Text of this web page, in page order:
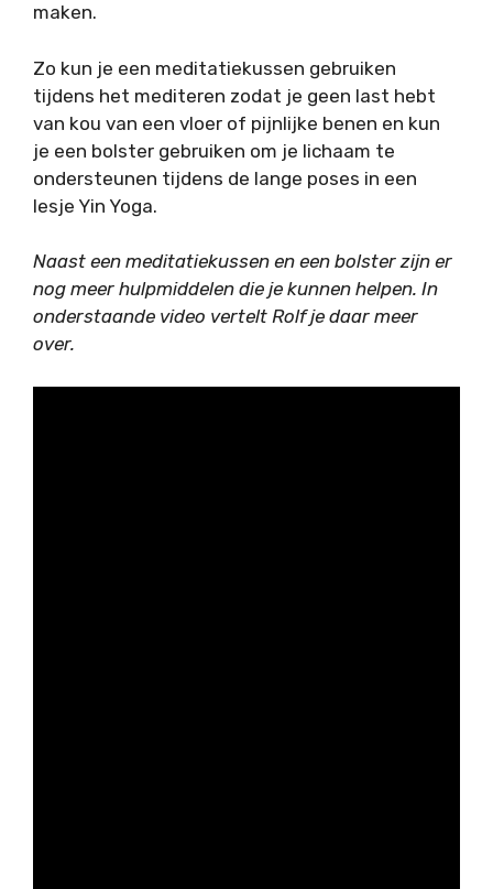
maken.
Zo kun je een meditatiekussen gebruiken
tijdens het mediteren zodat je geen last hebt
van kou van een vloer of pijnlijke benen en kun
je een bolster gebruiken om je lichaam te
ondersteunen tijdens de lange poses in een
lesje Yin Yoga.
Naast een meditatiekussen en een bolster zijn er
nog meer hulpmiddelen die je kunnen helpen. In
onderstaande video vertelt Rolf je daar meer
over.